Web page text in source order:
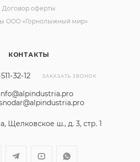
КОНТАКТЫ
32-12 ЗАКАЗАТЬ ЗВОНОК
Щелковское ш., д. 3, стр. 1
Договор оферты
ООО «Горнолыжный мир»